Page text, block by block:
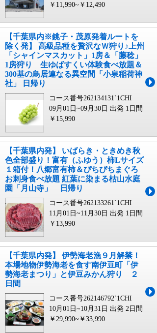
￥11,990~￥12,490
【千葉県内※銚子・茂原発着ルートを
除く発】 高級品種を贅沢なＷ狩り♪上州
「シャインマスカット」1房＆「藤稔」
1房狩り 生ゆばすくい体験食べ放題＆
300基の鳥居連なる異空間「小泉稲荷神
社」 日帰り
コース番号262134131`1CHI
09月01日~09月30日 出発 1日間
￥15,990
【千葉県内発】 いばらき・ときめき秋
色全部盛り！富有（ふゆう）柿Lサイズ
１箱付！八郷富有柿＆ぴちぴちまぐろ
お刺身食べ放題 紅葉に染まる枯山水庭
園「月山寺」 日帰り
コース番号262133261`1CHI
11月01日~11月30日 出発 1日間
￥13,990
【千葉県内発】 伊勢海老漁９月解禁！
本場地物伊勢海老を食す南伊豆町「伊
勢海老まつり」と伊豆みかん狩り ２
日間
コース番号262146792`1CHI
10月01日~10月31日 出発 2日間
￥29,990~￥33,990